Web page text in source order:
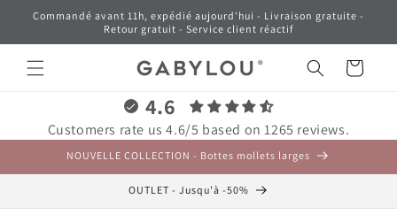
passer
Commandé avant 11h, expédié aujourd'hui - Livraison gratuite -
Retour gratuit - Service client réactif
Panier
4.6
Customers rate us 4.6/5 based on 1265 reviews.
NOUVELLE COLLECTION - Bottes mollets larges
OUTLET - Jusqu'à -50%